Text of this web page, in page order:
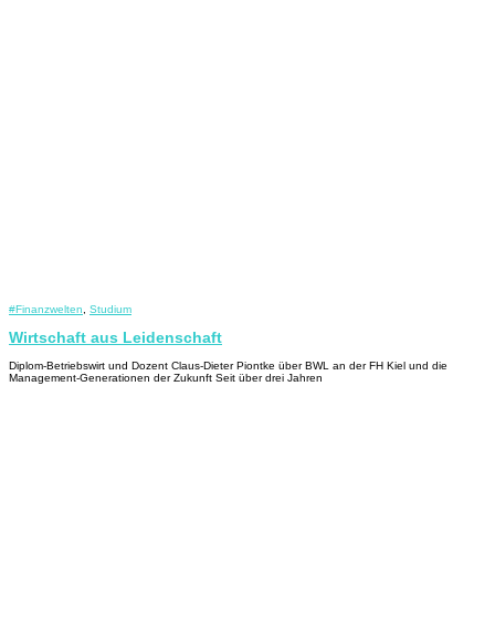
#Finanzwelten, Studium
Wirtschaft aus Leidenschaft
Diplom-Betriebswirt und Dozent Claus-Dieter Piontke über BWL an der FH Kiel und die
Management-Generationen der Zukunft Seit über drei Jahren